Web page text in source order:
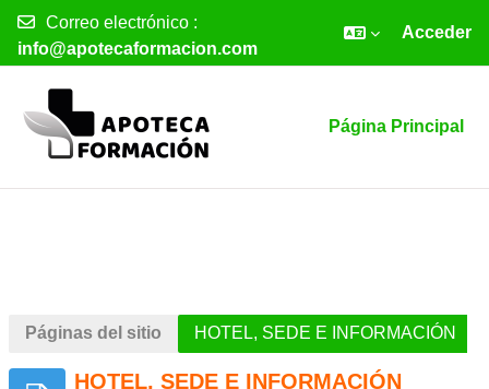
Correo electrónico :
info@apotecaformacion.com
Acceder
Página Principal
Páginas del sitio HOTEL, SEDE E INFORMACIÓN
HOTEL, SEDE E INFORMACIÓN